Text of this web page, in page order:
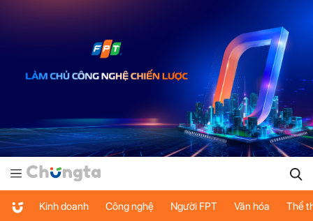
Kinh doanh Công nghệ Người FPT Văn hóa Thể